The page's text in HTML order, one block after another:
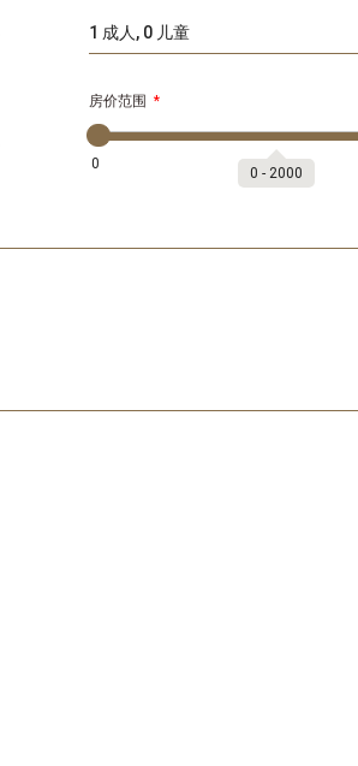
1 成人, 0 儿童
房价范围 *
0
0 ‐ 2000